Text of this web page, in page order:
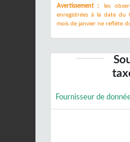
Avertissement :
les
enregistrées à la date du
mois de janvier ne reflète
Fournisseur de